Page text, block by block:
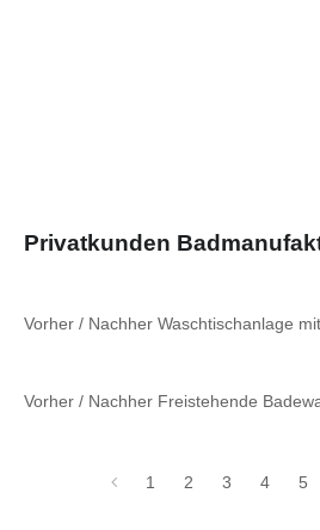
Privatkunden
Vorher / Nachher Waschtischanlage
Vorher / Nachher Freistehende
1 2 3 4 5